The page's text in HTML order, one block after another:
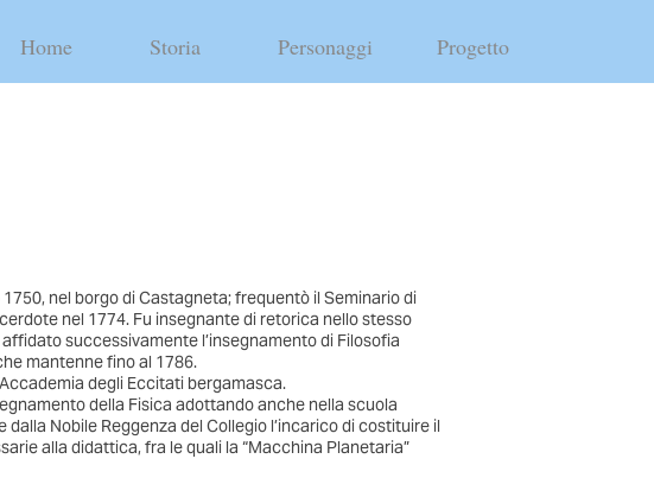
Home Progetto
Personaggi
Storia
nel borgo di Castagneta; frequentò il Seminario di
nel 1774. Fu insegnante di retorica nello stesso
successivamente l’insegnamento di Filosofia
mantenne fino al 1786.
degli Eccitati bergamasca.
della Fisica adottando anche nella scuola
Nobile Reggenza del Collegio l’incarico di costituire il
alla didattica, fra le quali la “Macchina Planetaria”